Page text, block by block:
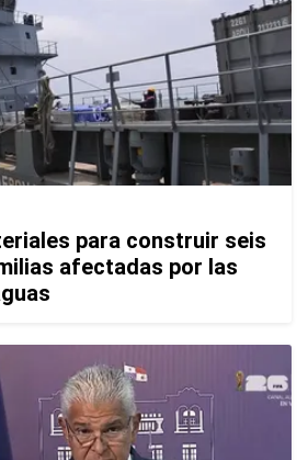
para construir seis
afectadas por las